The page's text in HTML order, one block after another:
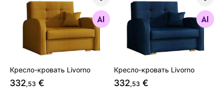
Кресло-кровать Livorno
Найдите похожие
Кресло-кровать Livorno
332,53 €
Кресло-кровать Livorno
Найдите похожие
Кресло-кровать Livorno
332,53 €